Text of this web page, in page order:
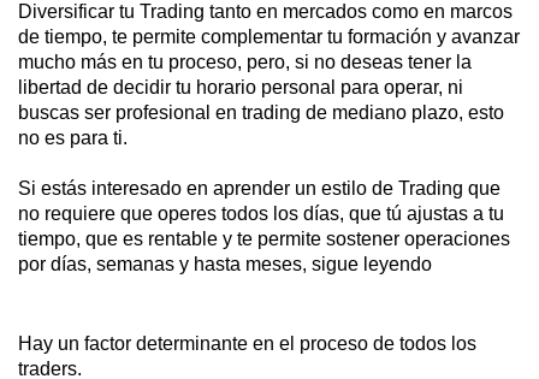
Diversificar tu Trading tanto en mercados como en marcos
de tiempo, te permite complementar tu formación y avanzar
mucho más en tu proceso, pero, si no deseas tener la
libertad de decidir tu horario personal para operar, ni
buscas ser profesional en trading de mediano plazo, esto
no es para ti.
Si estás interesado en aprender un estilo de Trading que
no requiere que operes todos los días, que tú ajustas a tu
tiempo, que es rentable y te permite sostener operaciones
por días, semanas y hasta meses, sigue leyendo
Hay un factor determinante en el proceso de todos los
traders.